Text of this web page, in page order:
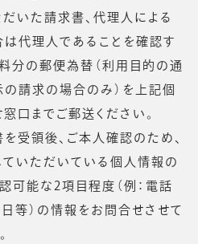
いた請求書、代理人による
代理人であることを確認す
分の郵便為替（利用目的の通
請求の場合のみ）を上記個
口までご郵送ください。
受領後、ご本人確認のため、
ていただいている個人情報の
可能な2項目程度（例：電話
等）の情報をお問合せさせて